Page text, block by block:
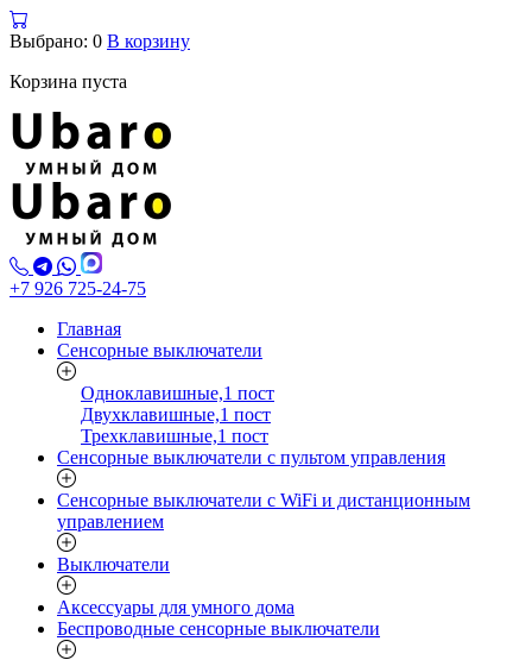
Выбрано: 0 В корзину
Корзина пуста
+7 926 725‑24‑75
Главная
Сенсорные выключатели
Одноклавишные,1 пост
Двухклавишные,1 пост
Трехклавишные,1 пост
Сенсорные выключатели с пультом управления
Сенсорные выключатели с WiFi и дистанционным
управлением
Выключатели
Аксессуары для умного дома
Беспроводные сенсорные выключатели